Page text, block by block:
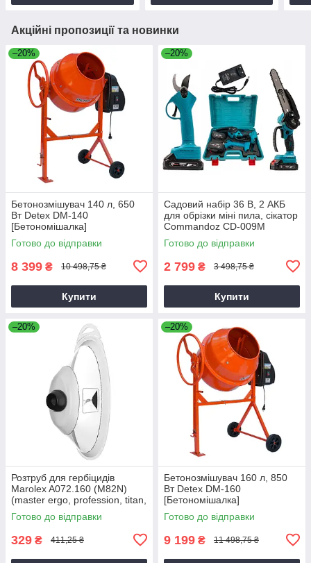
Акційні пропозиції та новинки
–20%
Бетонозмішувач 140 л, 650
Вт Detex DM-140
[Бетономішалка]
Готово до відправки
8 399 ₴ 10 498,75 ₴
Купити
–20%
Садовий набір 36 В, 2 АКБ
для обрізки міні пила, сікатор
Commandoz CD-009M
Готово до відправки
2 799 ₴ 3 498,75 ₴
Купити
–20%
Розтруб для гербіцидів
Marolex A072.160 (M82N)
(master ergo, profession, titan,
x-line)
Готово до відправки
329 ₴ 411,25 ₴
–20%
Бетонозмішувач 160 л, 850
Вт Detex DM-160
[Бетономішалка]
Готово до відправки
9 199 ₴ 11 498,75 ₴